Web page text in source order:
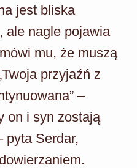
jest bliska
ale nagle pojawia
mu, że muszą
przyjaźń z
–
on i syn zostają
pyta Serdar,